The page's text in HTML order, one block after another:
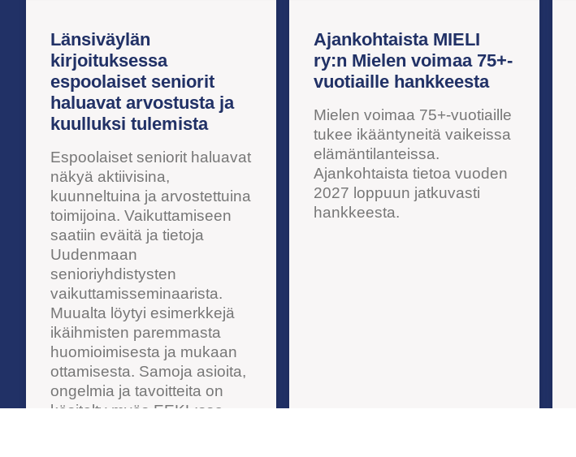
Länsiväylän
kirjoituksessa
espoolaiset seniorit
haluavat arvostusta ja
kuulluksi tulemista
Espoolaiset seniorit haluavat
näkyä aktiivisina,
kuunneltuina ja arvostettuina
toimijoina. Vaikuttamiseen
saatiin eväitä ja tietoja
Uudenmaan
senioriyhdistysten
vaikuttamisseminaarista.
Muualta löytyi esimerkkejä
ikäihmisten paremmasta
huomioimisesta ja mukaan
ottamisesta. Samoja asioita,
ongelmia ja tavoitteita on
käsitelty myös EEKL:ssa
Ajankohtaista MIELI
ry:n Mielen voimaa 75+-
vuotiaille hankkeesta
Mielen voimaa 75+-vuotiaille
tukee ikääntyneitä vaikeissa
elämäntilanteissa.
Ajankohtaista tietoa vuoden
2027 loppuun jatkuvasti
hankkeesta.